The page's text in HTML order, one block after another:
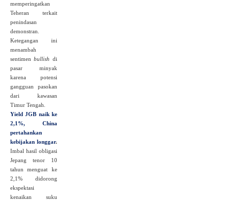
memperingatkan
Teheran terkait
penindasan
demonstran.
Ketegangan ini
menambah
sentimenbullish di
pasar minyak
karena potensi
gangguan pasokan
dari kawasan
Timur Tengah.
Yield JGB naik ke
2,1%, China
pertahankan
kebijakan longgar.
Imbal hasil obligasi
Jepang tenor 10
tahun menguat ke
2,1% didorong
ekspektasi
kenaikan suku